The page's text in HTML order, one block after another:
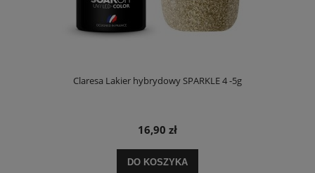
Claresa Lakier hybrydowy SPARKLE 4 -5g
16,90 zł
DO KOSZYKA